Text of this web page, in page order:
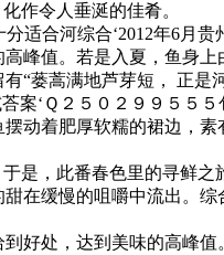
作令人垂涎的佳肴。
合河综合‘2012年6月贵
峰值。若是入夏，鱼身
“蒌蒿满地芦芽短， 正是
案‘Ｑ２５０２９９５５
动着肥厚软糯的裙边，素
，此番春色里的寻鲜之
在缓慢的咀嚼中流出。综
好处，达到美味的高峰